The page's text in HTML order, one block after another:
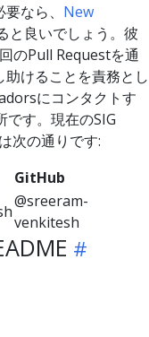
なら、 New
と良いでしょう。彼
のPull Requestを通
けることを責務とし
にコンタクトす
です。現在のSIG
次の通りです:
GitHub
@sreeram-
venkitesh